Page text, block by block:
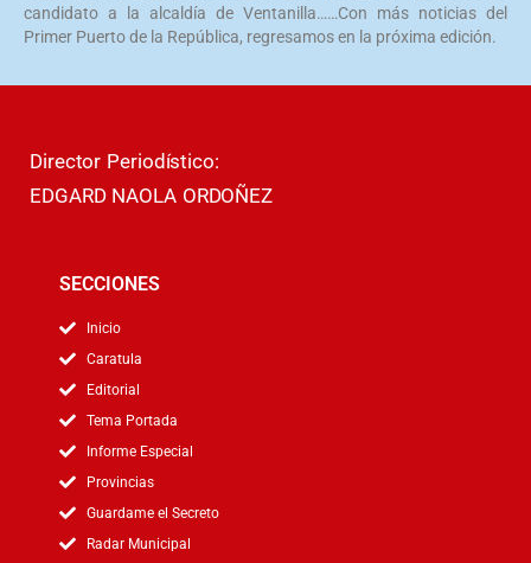
candidato a la alcaldía de Ventanilla……Con más noticias del
Primer Puerto de la República, regresamos en la próxima edición.
Director Periodístico:
EDGARD NAOLA ORDOÑEZ
SECCIONES
Inicio
Caratula
Editorial
Tema Portada
Informe Especial
Provincias
Guardame el Secreto
Radar Municipal